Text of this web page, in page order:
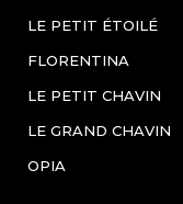
LE PETIT ÉTOILÉ
FLORENTINA
LE PETIT CHAVIN
LE GRAND CHAVIN
OPIA